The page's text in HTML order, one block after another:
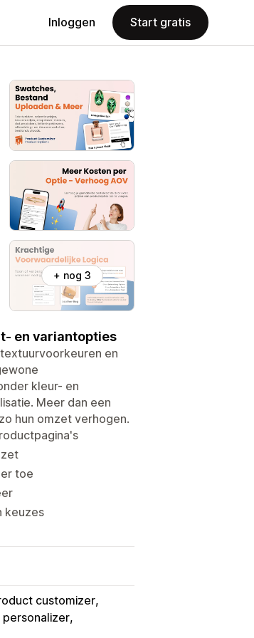
Inloggen Start gratis
+ nog 3
en variantopties
en
kleur- en
Meer dan een
hun omzet verhogen.
toe
keuzes
customizer